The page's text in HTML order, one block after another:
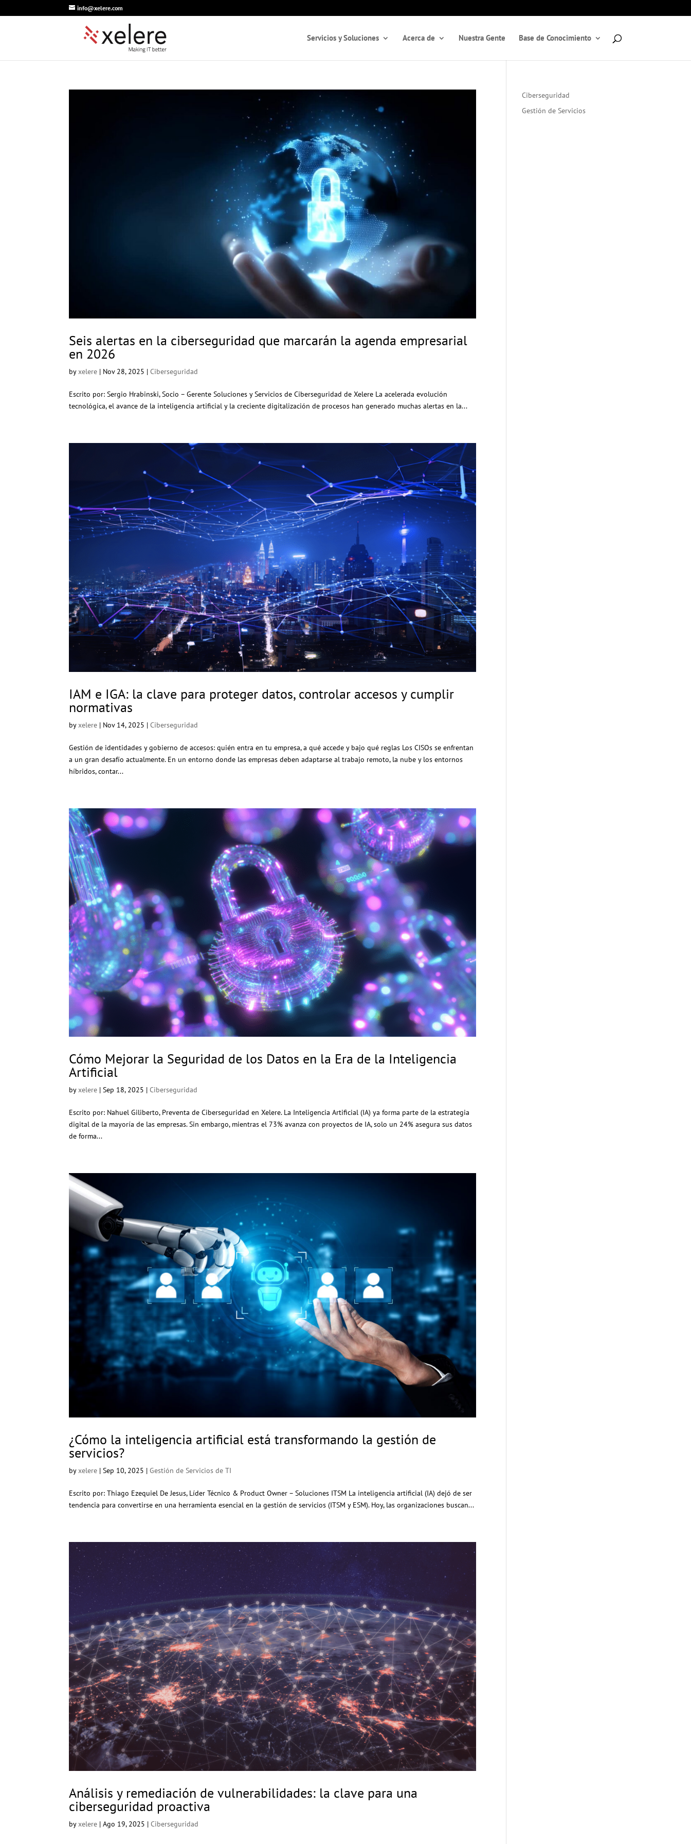
info@xelere.com
Servicios y Soluciones Acerca de Nuestra Gente Base de Conocimiento
Seis alertas en la ciberseguridad que marcarán la agenda empresarial
en 2026
byxelere | Nov 28, 2025 |Ciberseguridad
Escrito por: Sergio Hrabinski, Socio – Gerente Soluciones y Servicios de Ciberseguridad de Xelere La acelerada evolución
tecnológica, el avance de la inteligencia artificial y la creciente digitalización de procesos han generado muchas alertas en la...
IAM e IGA: la clave para proteger datos, controlar accesos y cumplir
normativas
byxelere | Nov 14, 2025 |Ciberseguridad
Gestión de identidades y gobierno de accesos: quién entra en tu empresa, a qué accede y bajo qué reglas Los CISOs se enfrentan
a un gran desafío actualmente. En un entorno donde las empresas deben adaptarse al trabajo remoto, la nube y los entornos
híbridos, contar...
Cómo Mejorar la Seguridad de los Datos en la Era de la Inteligencia
Artificial
by xelere | Sep 18, 2025 |Ciberseguridad
Escrito por: Nahuel Giliberto, Preventa de Ciberseguridad en Xelere. La Inteligencia Artificial (IA) ya forma parte de la estrategia
digital de la mayoría de las empresas. Sin embargo, mientras el 73% avanza con proyectos de IA, solo un 24% asegura sus datos
de forma...
¿Cómo la inteligencia artificial está transformando la gestión de
servicios?
by xelere | Sep 10, 2025 |Gestión de Servicios de TI
Escrito por: Thiago Ezequiel De Jesus, Líder Técnico & Product Owner – Soluciones ITSM La inteligencia artificial (IA) dejó de ser
tendencia para convertirse en una herramienta esencial en la gestión de servicios (ITSM y ESM). Hoy, las organizaciones buscan...
Análisis y remediación de vulnerabilidades: la clave para una
ciberseguridad proactiva
by xelere |Ago 19, 2025 |Ciberseguridad
Ciberseguridad
Gestión de Servicios